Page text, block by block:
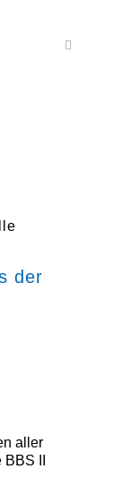
der
aller
II